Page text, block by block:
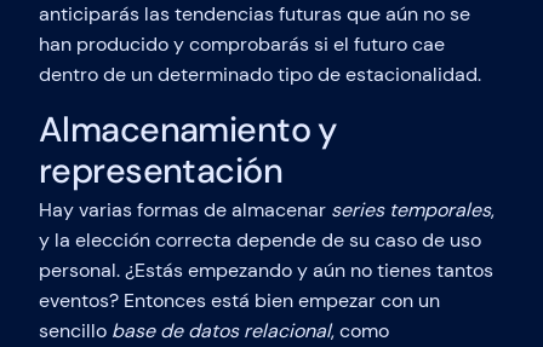
anticiparás las tendencias futuras que aún no se
han producido y comprobarás si el futuro cae
dentro de un determinado tipo de estacionalidad.
Almacenamiento y
representación
Hay varias formas de almacenar series temporales,
y la elección correcta depende de su caso de uso
personal. ¿Estás empezando y aún no tienes tantos
eventos? Entonces está bien empezar con un
sencillo base de datos relacional, como